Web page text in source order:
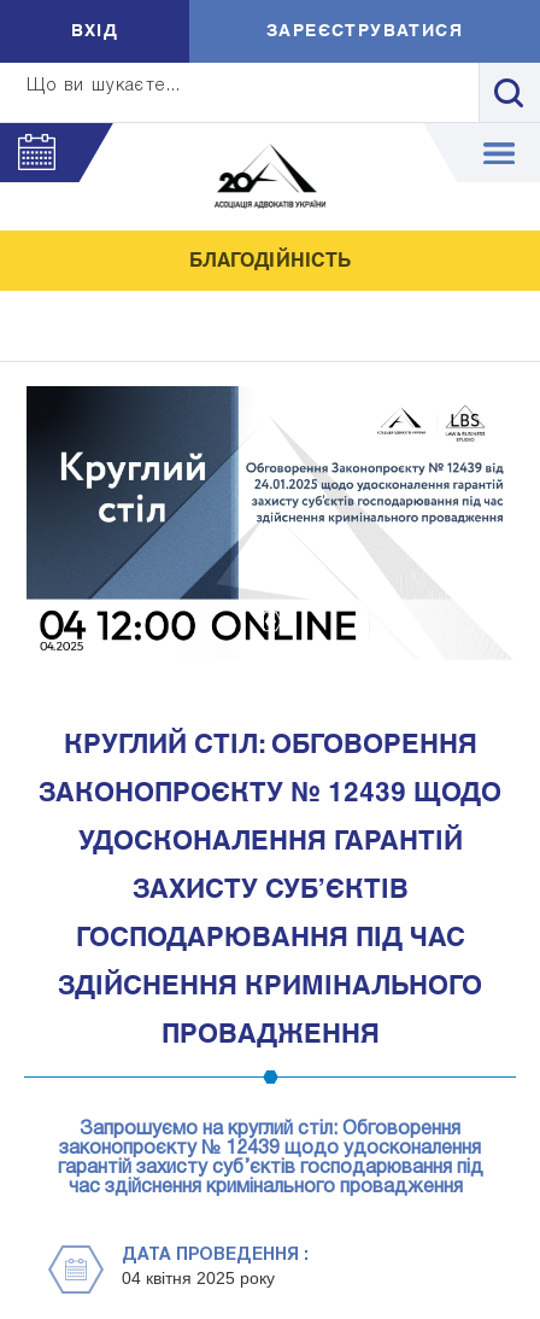
Що ви шукаєте...
ВXIД ЗАРЕЄСТРУВАТИСЯ
БЛАГОДІЙНІСТЬ
1
КРУГЛИЙ СТІЛ: ОБГОВОРЕННЯ
ЗАКОНОПРОЄКТУ № 12439 ЩОДО
УДОСКОНАЛЕННЯ ГАРАНТІЙ
ЗАХИСТУ СУБ’ЄКТІВ
ГОСПОДАРЮВАННЯ ПІД ЧАС
ЗДІЙСНЕННЯ КРИМІНАЛЬНОГО
ПРОВАДЖЕННЯ
Запрошуємо на круглий стіл: Обговорення
законопроєкту № 12439 щодо удосконалення
гарантій захисту суб’єктів господарювання під
час здійснення кримінального провадження
ДАТА ПРОВЕДЕННЯ :
04 квітня 2025 року